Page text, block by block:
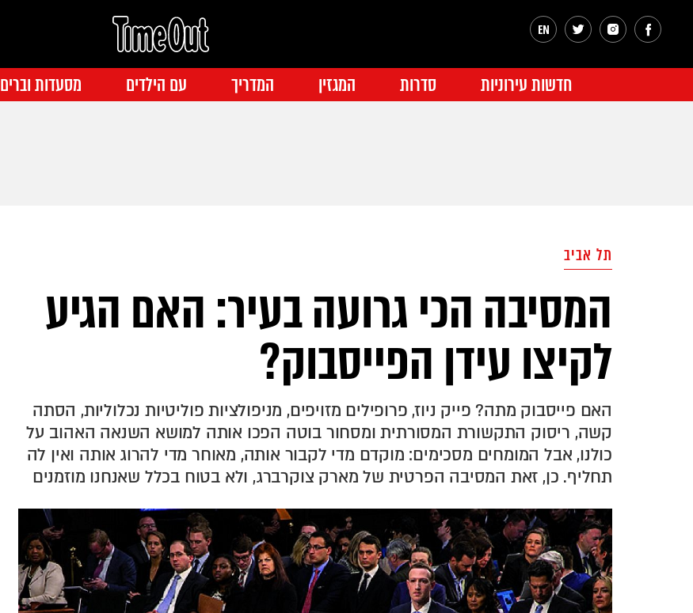
חדשות עירוניות סדרות המגזין המדריך עם הילדים מסעדות וברים
תל אביב
המסיבה הכי גרועה בעיר: האם הגיע
לקיצו עידן הפייסבוק?
האם פייסבוק מתה? פייק ניוז, פרופילים מזויפים, מניפולציות פוליטיות נכלוליות, הסתה
קשה, ריסוק התקשורת המסורתית ומסחור בוטה הפכו אותה למושא השנאה האהוב על
כולנו, אבל המומחים מסכימים: מוקדם מדי לקבור אותה, מאוחר מדי להרוג אותה ואין לה
תחליף. כן, זאת המסיבה הפרטית של מארק צוקרברג, ולא בטוח בכלל שאנחנו מוזמנים